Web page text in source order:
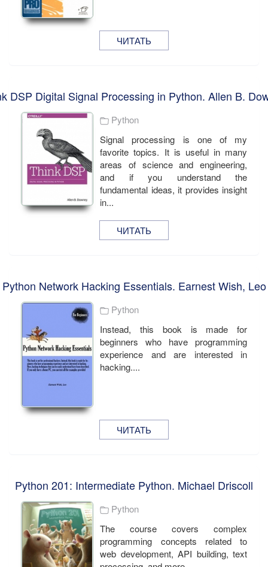
ЧИТАТЬ
DSP Digital Signal Processing in Python. Allen B.
Python
Signal processing is one of my
favorite topics. It is useful in many
areas of science and engineering,
and if you understand the
fundamental ideas, it provides insight
in...
ЧИТАТЬ
Python Network Hacking Essentials. Earnest Wish, Leo
Python
Instead, this book is made for
beginners who have programming
experience and are interested in
hacking....
ЧИТАТЬ
Python 201: Intermediate Python. Michael Driscoll
Python
The course covers complex
programming concepts related to
web development, API building, text